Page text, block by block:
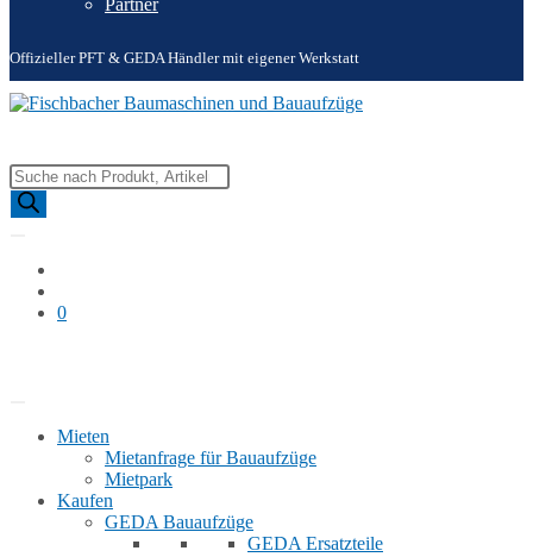
Partner
Offizieller PFT & GEDA Händler mit eigener Werkstatt
Products
search
0
Mieten
Mietanfrage für Bauaufzüge
Mietpark
Kaufen
GEDA Bauaufzüge
GEDA Ersatzteile